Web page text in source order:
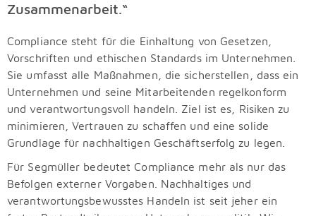
Zusammenarbeit.“
Compliance steht für die Einhaltung von Gesetzen,
Vorschriften und ethischen Standards im Unternehmen.
Sie umfasst alle Maßnahmen, die sicherstellen, dass ein
Unternehmen und seine Mitarbeitenden regelkonform
und verantwortungsvoll handeln. Ziel ist es, Risiken zu
minimieren, Vertrauen zu schaffen und eine solide
Grundlage für nachhaltigen Geschäftserfolg zu legen.
Für Segmüller bedeutet Compliance mehr als nur das
Befolgen externer Vorgaben. Nachhaltiges und
verantwortungsbewusstes Handeln ist seit jeher ein